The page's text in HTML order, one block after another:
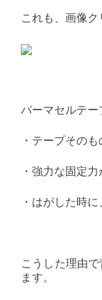
これも、画像ク
パーマセルテー
・テープその
・強力な固定力
・はがした時
こうした理由
ます。